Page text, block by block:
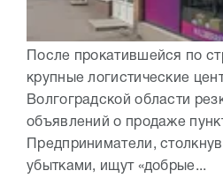
После прокатившейся по
крупные логистические
Волгоградской области
объявлений о продаже
Предприниматели,
убытками, ищут «добрые...